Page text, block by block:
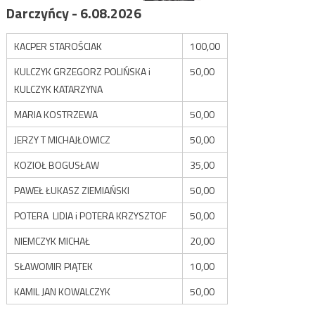
Darczyńcy - 6.08.2026
KACPER STAROŚCIAK
100,00
KULCZYK GRZEGORZ POLIŃSKA i
KULCZYK KATARZYNA
50,00
MARIA KOSTRZEWA
50,00
JERZY T MICHAJŁOWICZ
50,00
KOZIOŁ BOGUSŁAW
35,00
PAWEŁ ŁUKASZ ZIEMIAŃSKI
50,00
POTERA LIDIA i POTERA KRZYSZTOF
50,00
NIEMCZYK MICHAŁ
20,00
SŁAWOMIR PIĄTEK
10,00
KAMIL JAN KOWALCZYK
50,00